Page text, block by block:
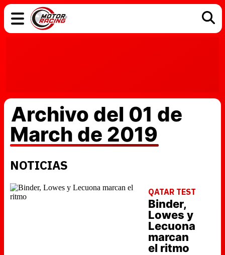
Archivo del 01 de
March de 2019
NOTICIAS
QATAR TEST
Binder,
Lowes y
Lecuona
marcan
el ritmo